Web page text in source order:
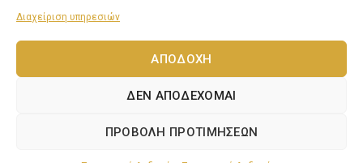
Διαχείριση υπηρεσιών
ΑΠΟΔΟΧΉ
ΔΕΝ ΑΠΟΔΈΧΟΜΑΙ
ΠΡΟΒΟΛΉ ΠΡΟΤΙΜΉΣΕΩΝ
Πως να επιλέξετε ηλιακό θερμοσίφωνα
Τεχνολογιών.